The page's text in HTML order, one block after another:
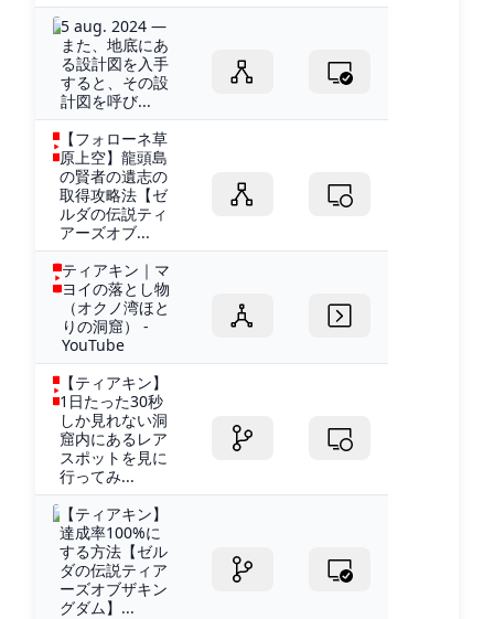
5 aug. 2024 —
また、地底にあ
る設計図を入手
すると、その設
計図を呼び...
【フォローネ草
原上空】龍頭島
の賢者の遺志の
取得攻略法【ゼ
ルダの伝説ティ
アーズオブ...
ティアキン｜マ
ヨイの落とし物
（オクノ湾ほと
りの洞窟） -
YouTube
【ティアキン】
1日たった30秒
しか見れない洞
窟内にあるレア
スポットを見に
行ってみ...
【ティアキン】
達成率100%に
する方法【ゼル
ダの伝説ティア
ーズオブザキン
グダム】...